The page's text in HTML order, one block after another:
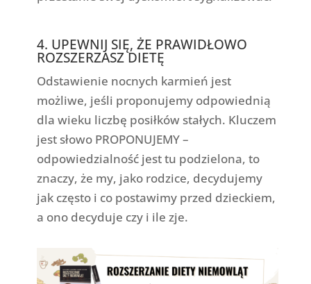
4. UPEWNIJ SIĘ, ŻE PRAWIDŁOWO
ROZSZERZASZ DIETĘ
Odstawienie nocnych karmień jest
możliwe, jeśli proponujemy odpowiednią
dla wieku liczbę posiłków stałych. Kluczem
jest słowo PROPONUJEMY –
odpowiedzialność jest tu podzielona, to
znaczy, że my, jako rodzice, decydujemy
jak często i co postawimy przed dzieckiem,
a ono decyduje czy i ile zje.